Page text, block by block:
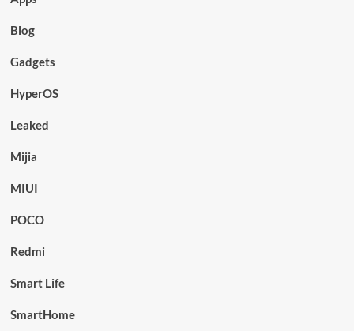
Blog
Gadgets
HyperOS
Leaked
Mijia
MIUI
POCO
Redmi
Smart Life
SmartHome